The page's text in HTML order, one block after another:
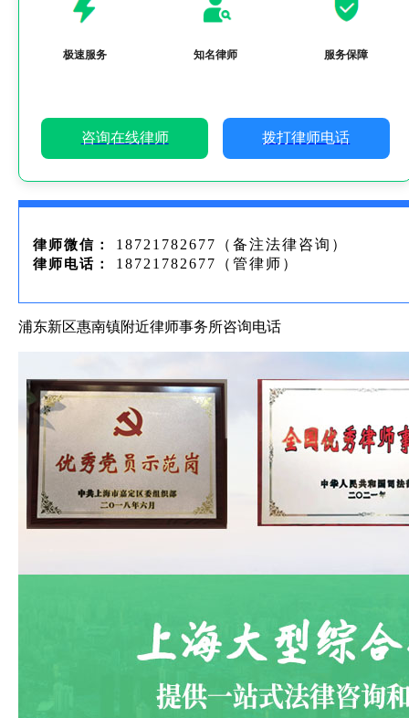
极速服务 知名律师 服务保障
咨询在线律师 拨打律师电话
律师微信： 18721782677（备注法律咨询）
律师电话： 18721782677（管律师）
浦东新区惠南镇附近律师事务所咨询电话